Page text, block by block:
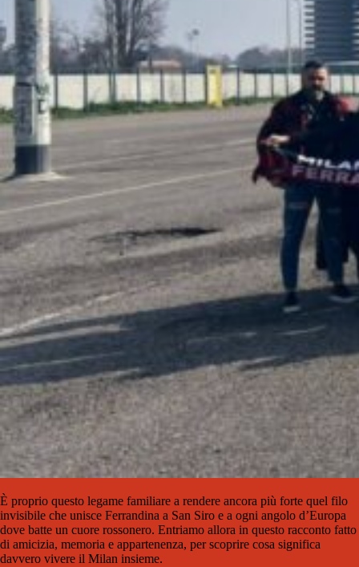
È proprio questo legame familiare a rendere ancora più forte quel filo
invisibile che unisce Ferrandina a San Siro e a ogni angolo d’Europa
dove batte un cuore rossonero. Entriamo allora in questo racconto fatto
di amicizia, memoria e appartenenza, per scoprire cosa significa
davvero vivere il Milan insieme.